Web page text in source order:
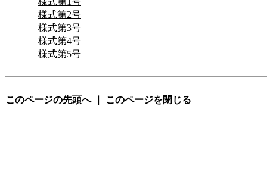
様式第2号
様式第3号
様式第4号
様式第5号
このページの先頭へ このページを閉じる